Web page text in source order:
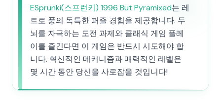
ESprunki(스프런키) 1996 But Pyramixed는 레
트로 풍의 독특한 퍼즐 경험을 제공합니다. 두
뇌를 자극하는 도전 과제와 클래식 게임 플레
이를 즐긴다면 이 게임은 반드시 시도해야 합
니다. 혁신적인 메커니즘과 매력적인 레벨은
몇 시간 동안 당신을 사로잡을 것입니다!